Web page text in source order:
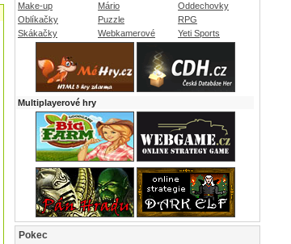
Make-up
Mário
Oddechovky
Oblíkačky
Puzzle
RPG
Skákačky
Webkamerové Yeti Sports
Multiplayerové hry
Pokec